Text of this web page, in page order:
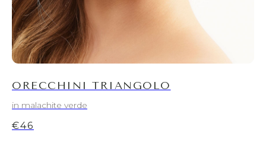
ORECCHINI TRIANGOLO
in malachite verde
€46